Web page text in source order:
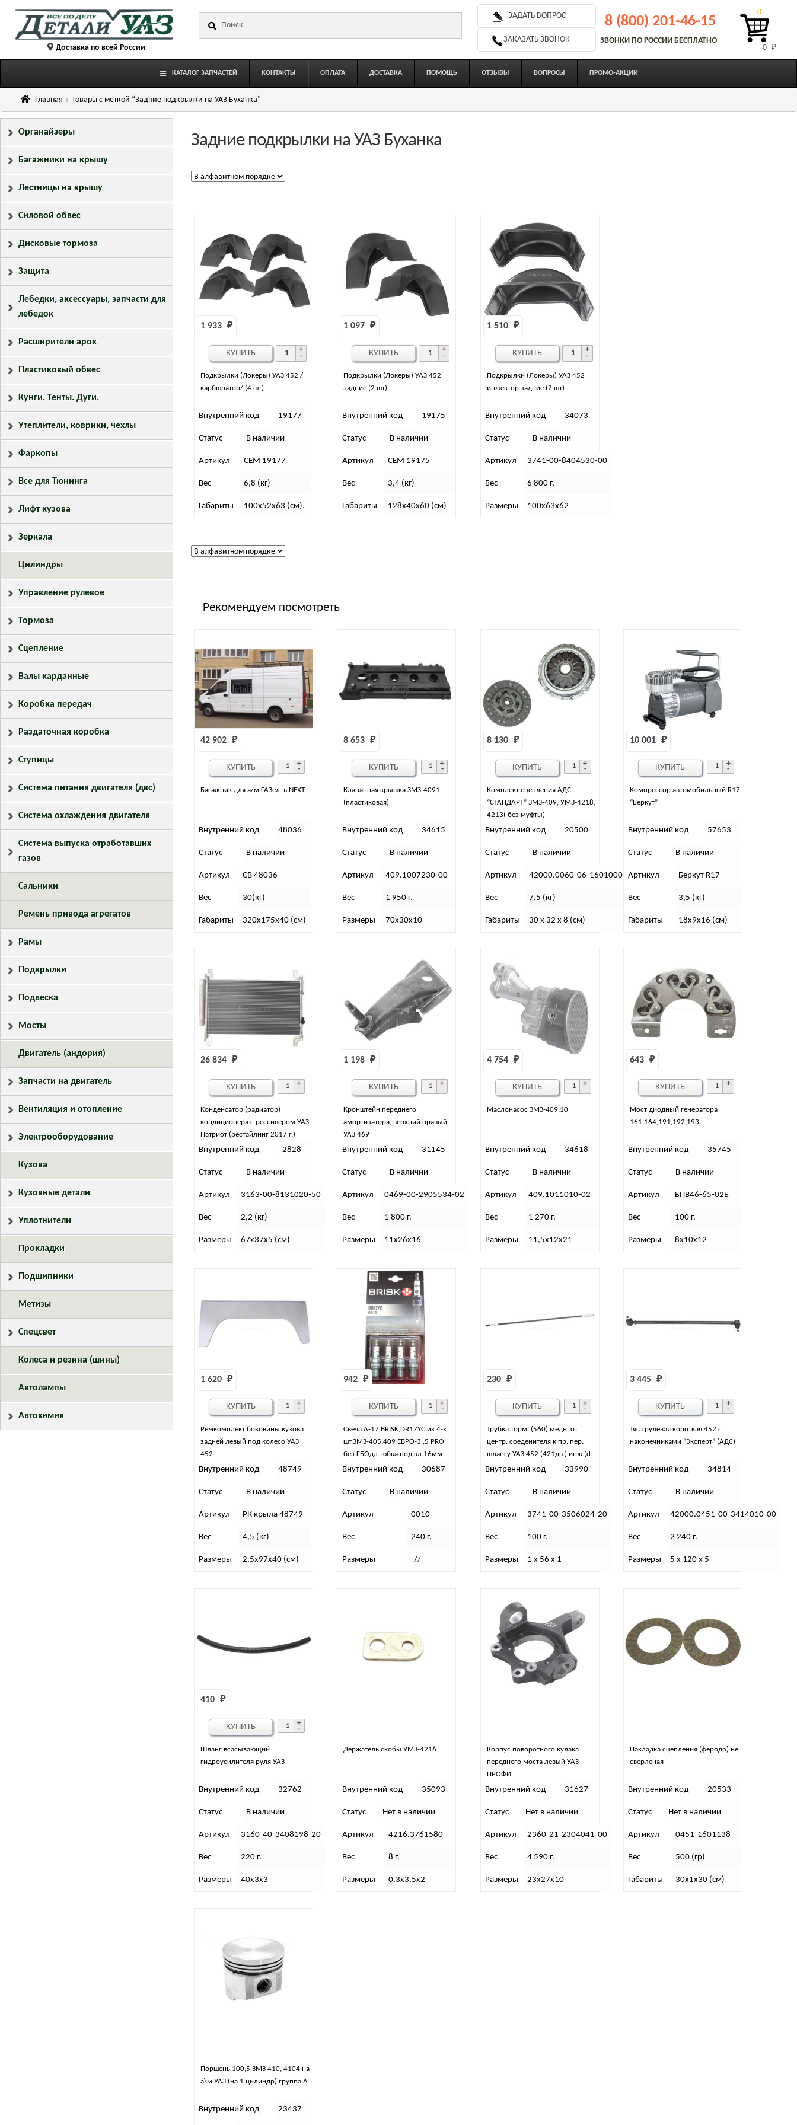
Перейти
Перейти
содержимому Доставка по всей России
ЗАДАТЬ ВОПРОС
ЗАКАЗАТЬ ЗВОНОК
8 (800) 201-46-15
ЗВОНКИ ПО РОССИИ БЕСПЛАТНО
0 ₽
0
КАТАЛОГ ЗАПЧАСТЕЙ КОНТАКТЫ ОПЛАТА ДОСТАВКА ПОМОЩЬ ОТЗЫВЫ ВОПРОСЫ ПРОМО-АКЦИИ
Главная Товары с меткой “Задние подкрылки на УАЗ Буханка”
Задние подкрылки на УАЗ Буханка
Подкрылки (Локеры) УАЗ 452 /
карбюратор/ (4 шт)
1 933 ₽
Внутренний код 19177
Статус В наличии
Артикул СЕМ 19177
Вес 6,8 (кг)
Габариты 100х52х63 (см).
КУПИТЬ
Подкрылки (Локеры) УАЗ 452
задние (2 шт)
1 097 ₽
Внутренний код 19175
Статус В наличии
Артикул СЕМ 19175
Вес 3,4 (кг)
Габариты 128х40х60 (см)
КУПИТЬ
Подкрылки (Локеры) УАЗ 452
инжектор задние (2 шт)
1 510 ₽
Внутренний код 34073
Статус В наличии
Артикул 3741-00-8404530-00
Вес 6 800 г.
Размеры 100х63х62
КУПИТЬ
Рекомендуем посмотреть
Багажник для а/м ГАЗел_ь NEXT
42 902 ₽
Внутренний код 48036
Статус В наличии
Артикул СВ 48036
Вес 30(кг)
Габариты 320х175х40 (см)
КУПИТЬ
Клапанная крышка ЗМЗ-4091
(пластиковая)
8 653 ₽
Внутренний код 34615
Статус В наличии
Артикул 409.1007230-00
Вес 1 950 г.
Размеры 70х30х10
КУПИТЬ
Комплект сцепления АДС
“СТАНДАРТ” ЗМЗ-409, УМЗ-4218,
4213( без муфты)
8 130 ₽
Внутренний код 20500
Статус В наличии
Артикул 42000.0060-06-1601000-00
Вес 7,5 (кг)
Габариты 30 x 32 x 8 (см)
КУПИТЬ
Компрессор автомобильный R17
“Беркут”
10 001 ₽
Внутренний код 57653
Статус В наличии
Артикул Беркут R17
Вес 3,5 (кг)
Габариты 18x9x16 (см)
КУПИТЬ
Конденсатор (радиатор)
кондиционера с рессивером УАЗ-
Патриот (рестайлинг 2017 г.)
26 834 ₽
Внутренний код 2828
Статус В наличии
Артикул 3163-00-8131020-50
Вес 2,2 (кг)
Размеры 67х37х5 (см)
КУПИТЬ
Кронштейн переднего
амортизатора, верхний правый
УАЗ 469
1 198 ₽
Внутренний код 31145
Статус В наличии
Артикул 0469-00-2905534-02
Вес 1 800 г.
Размеры 11х26х16
КУПИТЬ
Маслонасос ЗМЗ-409.10
4 754 ₽
Внутренний код 34618
Статус В наличии
Артикул 409.1011010-02
Вес 1 270 г.
Размеры 11,5х12х21
КУПИТЬ
Мост диодный генератора
161,164,191,192,193
643 ₽
Внутренний код 35745
Статус В наличии
Артикул БПВ46-65-02Б
Вес 100 г.
Размеры 8х10х12
КУПИТЬ
Ремкомплект боковины кузова
задней левый под колесо УАЗ
452
1 620 ₽
Внутренний код 48749
Статус В наличии
Артикул РК крыла 48749
Вес 4,5 (кг)
Размеры 2,5х97х40 (см)
КУПИТЬ
Свеча А-17 BRISK,DR17YC из 4-х
шт,ЗМЗ-405,409 ЕВРО-3 ,5 PRO
без ГБОдл. юбка под кл.16мм
942 ₽
Внутренний код 30687
Статус В наличии
Артикул 0010
Вес 240 г.
Размеры -//-
КУПИТЬ
Трубка торм. (560) медн. от
центр. соеденителя к пр. пер.
шлангу УАЗ 452 (421дв.) инж.(d-
5)
230 ₽
Внутренний код 33990
Статус В наличии
Артикул 3741-00-3506024-20
Вес 100 г.
Размеры 1 х 56 х 1
КУПИТЬ
Тяга рулевая короткая 452 с
наконечниками “Эксперт” (АДС)
3 445 ₽
Внутренний код 34814
Статус В наличии
Артикул 42000.0451-00-3414010-00
Вес 2 240 г.
Размеры 5 х 120 х 5
КУПИТЬ
Шланг всасывающий
гидроусилителя руля УАЗ
410 ₽
Внутренний код 32762
Статус В наличии
Артикул 3160-40-3408198-20
Вес 220 г.
Размеры 40х3х3
КУПИТЬ
Держатель скобы УМЗ-4216
Внутренний код 35093
Статус Нет в наличии
Артикул 4216.3761580
Вес 8 г.
Размеры 0,3х3,5х2
Корпус поворотного кулака
переднего моста левый УАЗ
ПРОФИ
Внутренний код 31627
Статус Нет в наличии
Артикул 2360-21-2304041-00
Вес 4 590 г.
Размеры 23х27х10
Накладка сцепления (феродо) не
сверленая
Внутренний код 20533
Статус Нет в наличии
Артикул 0451-1601138
Вес 500 (гр)
Габариты 30х1х30 (см)
Поршень 100,5 ЗМЗ 410, 4104 на
а\м УАЗ (на 1 цилиндр) группа А
Внутренний код 23437
Органайзеры
Багажники на крышу
Лестницы на крышу
Силовой обвес
Дисковые тормоза
Защита
Лебедки, аксессуары, запчасти для
лебедок
Расширители арок
Пластиковый обвес
Кунги. Тенты. Дуги.
Утеплители, коврики, чехлы
Фаркопы
Все для Тюнинга
Лифт кузова
Зеркала
Цилиндры
Управление рулевое
Тормоза
Сцепление
Валы карданные
Коробка передач
Раздаточная коробка
Ступицы
Система питания двигателя (двс)
Система охлаждения двигателя
Система выпуска отработавших
газов
Сальники
Ремень привода агрегатов
Рамы
Подкрылки
Подвеска
Мосты
Двигатель (андория)
Запчасти на двигатель
Вентиляция и отопление
Электрооборудование
Кузова
Кузовные детали
Уплотнители
Прокладки
Подшипники
Метизы
Спецсвет
Колеса и резина (шины)
Автолампы
Автохимия